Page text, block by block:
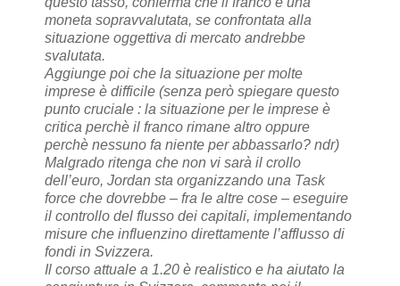
moneta sopravvalutata, se confrontata alla
situazione oggettiva di mercato andrebbe
svalutata.
Aggiunge poi che la situazione per molte
imprese è difficile (senza però spiegare questo
punto cruciale : la situazione per le imprese è
critica perchè il franco rimane altro oppure
perchè nessuno fa niente per abbassarlo? ndr)
Malgrado ritenga che non vi sarà il crollo
dell’euro, Jordan sta organizzando una Task
force che dovrebbe – fra le altre cose – eseguire
il controllo del flusso dei capitali, implementando
misure che influenzino direttamente l’afflusso di
fondi in Svizzera.
Il corso attuale a 1.20 è realistico e ha aiutato la